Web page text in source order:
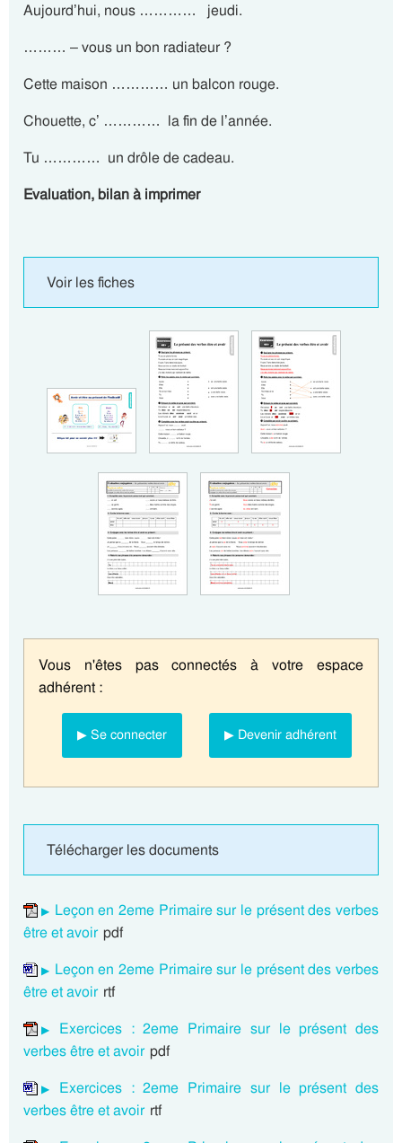
Aujourd’hui, nous ………… jeudi.
……… – vous un bon radiateur ?
Cette maison ………… un balcon rouge.
Chouette, c’ ………… la fin de l’année.
Tu ………… un drôle de cadeau.
Evaluation, bilan à imprimer
Voir les fiches
Vous n'êtes pas connectés à votre espace
adhérent :
▶ Se connecter ▶ Devenir adhérent
Télécharger les documents
Leçon en 2eme Primaire sur le présent des verbes
être et avoir pdf
Leçon en 2eme Primaire sur le présent des verbes
être et avoir rtf
Exercices : 2eme Primaire sur le présent des
verbes être et avoir pdf
Exercices : 2eme Primaire sur le présent des
verbes être et avoir rtf